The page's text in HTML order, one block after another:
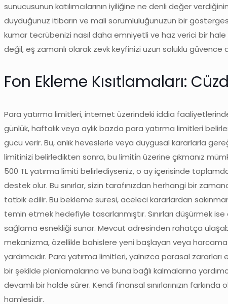
sunucusunun katılımcılarının iyiliğine ne denli değer
duyduğunuz itibarın ve mali sorumluluğunuzun bir
kumar tecrübenizi nasıl daha emniyetli ve haz verici bir hale
değil, eş zamanlı olarak zevk keyfinizi uzun soluklu güvence
Fon Ekleme Kısıtlamaları:
Para yatırma limitleri, internet üzerindeki iddia
günlük, haftalık veya aylık bazda para yatırma limitleri
gücü verir. Bu, anlık heveslerle veya duygusal kararlarla
limitinizi belirledikten sonra, bu limiti̇n üzerine çıkmanız
500 TL yatırma limiti belirlediyseniz, o ay içerisinde
destek olur. Bu sınırlar, sizin tarafınızdan herhangi bir
tatbik edilir. Bu bekleme süresi, aceleci kararlardan
temin etmek hedefiyle tasarlanmıştır. Sınırları düşürmek
sağlama esnekliği sunar. Mevcut adresinden rahatça
mekanizma, özellikle bahislere yeni başlayan veya
yardımcıdır. Para yatırma limitleri, yalnızca parasal
bir şekilde planlamalarına ve buna bağlı kalmalarına
devamlı bir halde sürer. Kendi finansal sınırlarınızın
hamlesidir.